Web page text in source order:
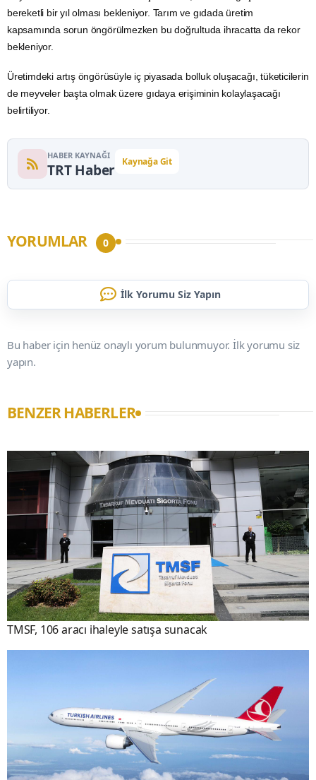
bereketli bir yıl olması bekleniyor. Tarım ve gıdada üretim
kapsamında sorun öngörülmezken bu doğrultuda ihracatta da rekor
bekleniyor.
Üretimdeki artış öngörüsüyle iç piyasada bolluk oluşacağı, tüketicilerin
de meyveler başta olmak üzere gıdaya erişiminin kolaylaşacağı
belirtiliyor.
HABER KAYNAĞI
TRT Haber Kaynağa Git
YORUMLAR 0
İlk Yorumu Siz Yapın
Bu haber için henüz onaylı yorum bulunmuyor. İlk yorumu siz
yapın.
BENZER HABERLER
TMSF, 106 aracı ihaleyle satışa sunacak